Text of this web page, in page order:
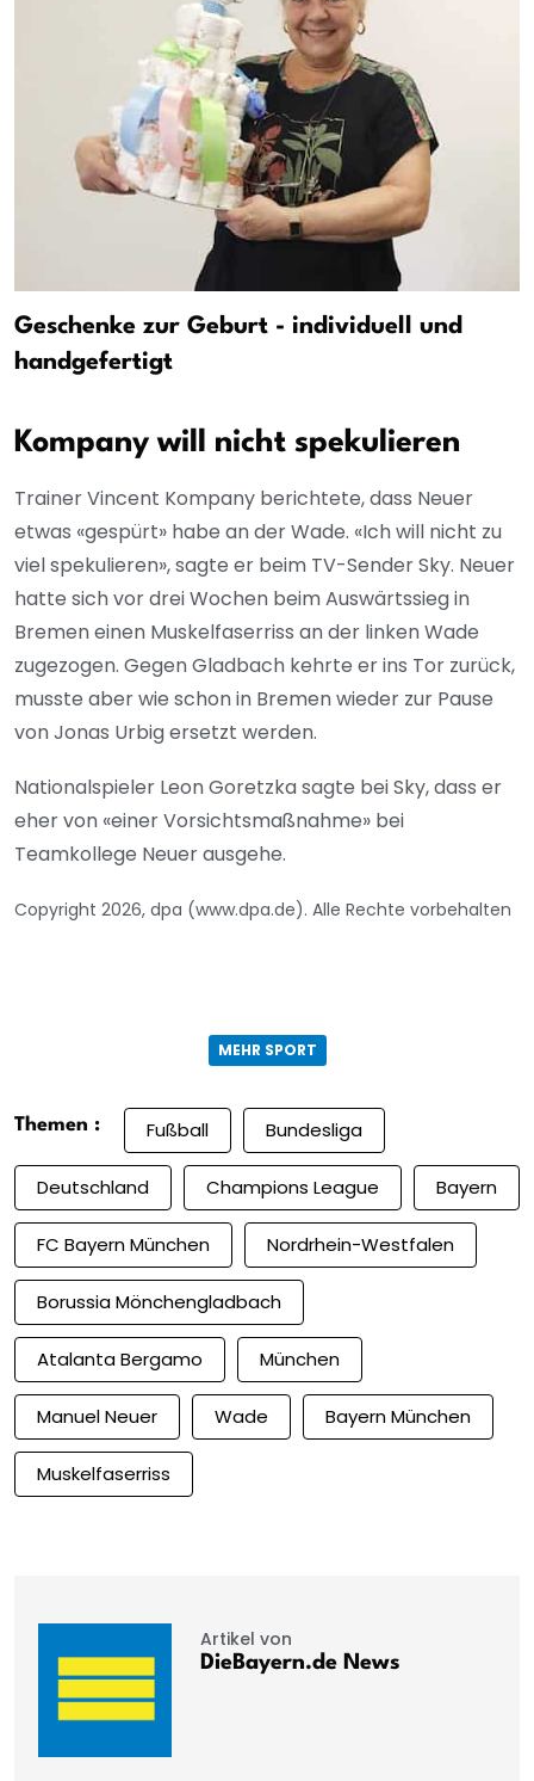
Geschenke zur Geburt - individuell und
handgefertigt
Kompany will nicht spekulieren
Trainer Vincent Kompany berichtete, dass Neuer
etwas «gespürt» habe an der Wade. «Ich will nicht zu
viel spekulieren», sagte er beim TV-Sender Sky. Neuer
hatte sich vor drei Wochen beim Auswärtssieg in
Bremen einen Muskelfaserriss an der linken Wade
zugezogen. Gegen Gladbach kehrte er ins Tor zurück,
musste aber wie schon in Bremen wieder zur Pause
von Jonas Urbig ersetzt werden.
Nationalspieler Leon Goretzka sagte bei Sky, dass er
eher von «einer Vorsichtsmaßnahme» bei
Teamkollege Neuer ausgehe.
Copyright 2026, dpa (www.dpa.de). Alle Rechte vorbehalten
MEHR SPORT
Themen : Fußball Bundesliga
Deutschland Champions League Bayern
FC Bayern München Nordrhein-Westfalen
Borussia Mönchengladbach
Atalanta Bergamo München
Manuel Neuer Wade Bayern München
Muskelfaserriss
Artikel von
DieBayern.de News